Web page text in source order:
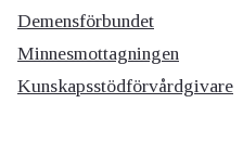
Demensförbundet
Minnesmottagningen
Kunskapsstödförvårdgivare